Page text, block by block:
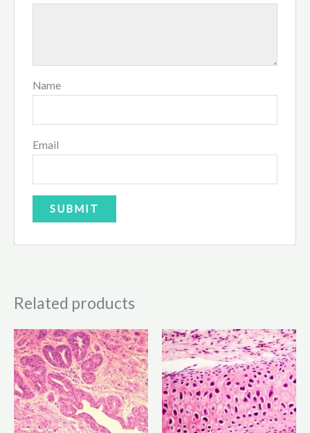
Name
Email
Related products